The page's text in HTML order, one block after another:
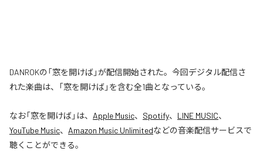
DANROKの「窓を開けば」が配信開始された。今回デジタル配信さ
れた楽曲は、「窓を開けば」を含む全1曲となっている。
なお「窓を開けば」は、 Apple Music、 Spotify、 LINE MUSIC、
YouTube Music、 Amazon Music Unlimitedなどの音楽配信サービスで
聴くことができる。